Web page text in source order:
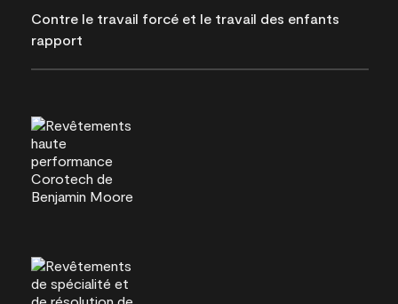
Contre le travail forcé et le travail des enfants
rapport